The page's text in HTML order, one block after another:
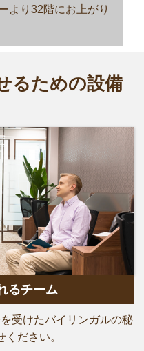
より32階にお上がり
るための設備
るチーム
受けたバイリンガルの秘
ださい。